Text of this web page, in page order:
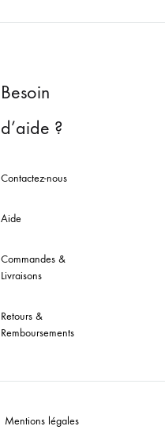
Besoin
d’aide ?
Contactez-nous
Aide
Commandes &
Livraisons
Retours &
Remboursements
Mentions légales